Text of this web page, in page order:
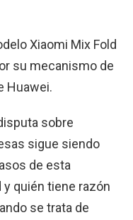
Xiaomi Mix Fold
su mecanismo de
Huawei.
sobre
sigue siendo
de esta
y quién tiene razón
se trata de